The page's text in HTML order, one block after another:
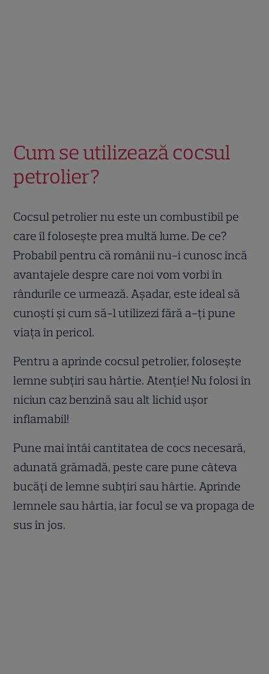
Cum se utilizează cocsul
petrolier?
Cocsul petrolier nu este un combustibil pe
care îl folosește prea multă lume. De ce?
Probabil pentru că românii nu-i cunosc încă
avantajele despre care noi vom vorbi în
rândurile ce urmează. Așadar, este ideal să
cunoști și cum să-l utilizezi fără a-ți pune
viața în pericol.
Pentru a aprinde cocsul petrolier, folosește
lemne subțiri sau hârtie. Atenție! Nu folosi în
niciun caz benzină sau alt lichid ușor
inflamabil!
Pune mai întâi cantitatea de cocs necesară,
adunată grămadă, peste care pune câteva
bucăți de lemne subțiri sau hârtie. Aprinde
lemnele sau hârtia, iar focul se va propaga de
sus în jos.